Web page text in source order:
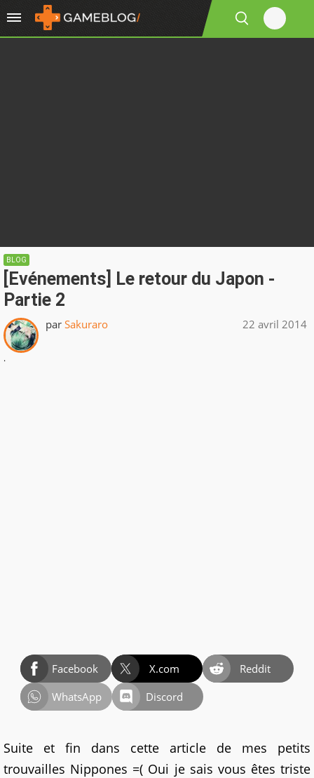
BLOG
[Evénements] Le retour du Japon -
Partie 2
par Sakuraro 22 avril 2014
.
Facebook X.com
Reddit
WhatsApp
Discord
Suite et fin dans cette article de mes petits
trouvailles Nippones =( Oui je sais vous êtes triste